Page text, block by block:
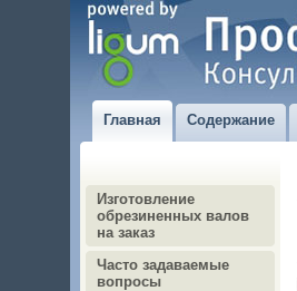
Главная Содержание
Изготовление
обрезиненных валов
на заказ
Часто задаваемые
вопросы